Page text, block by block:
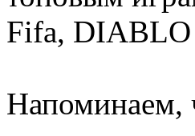
Fifa, DIABLO
Напоминаем,